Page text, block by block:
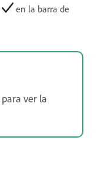
en la barra de
para ver la